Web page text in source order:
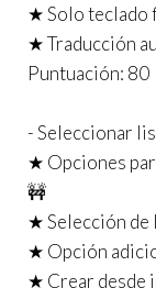
★ Solo teclado
★ Traducción
Puntuación: 80
- Seleccionar
★ Opciones
🚧
★ Selección de
★ Opción
★ Crear desde